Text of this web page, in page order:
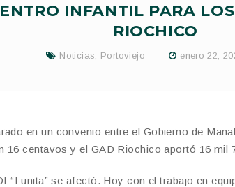
INFANTIL PARA
RIOCHICO
Noticias, Portoviejo enero 22,
la parroquia Riochico de Portoviejo, se
Infantil (CDI) «Lunita», que atiende a 45
en un convenio entre el Gobierno de
16 centavos y el GAD Riochico aportó 16 mil
“Lunita” se afectó. Hoy con el trabajo en